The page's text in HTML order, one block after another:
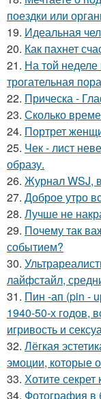
поездки или
19. Идеальная
20. Как пахнет
21. На той
трогательная
22. Прическа -
23. Сколько
24. Портрет
25. Чек - лист
образу.
26. Журнал WSJ,
27. Доброе утро
28. Лучше не
29. Почему так
событием?
30.
лайфстайл,
31. Пин -ап (pin -
1940-50-х годов,
игривость и
32. Лёгкая
эмоции, которые
33. Хотите
34. Фотография в